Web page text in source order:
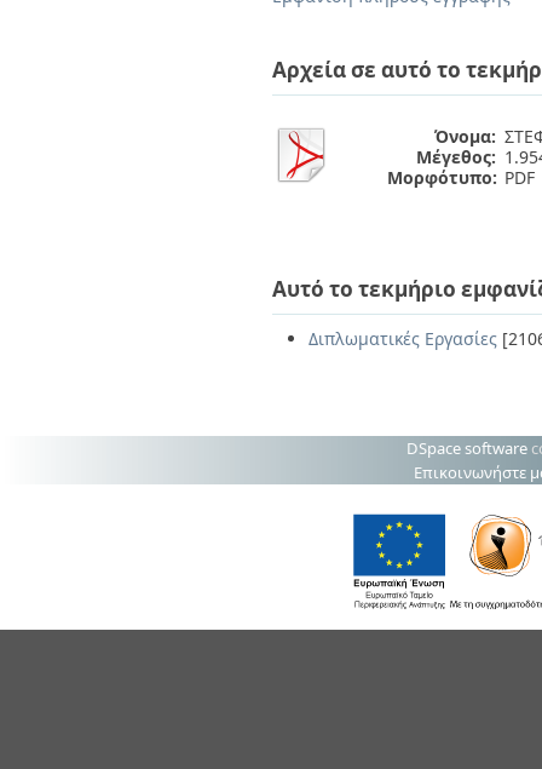
Αρχεία σε αυτό το
Όνομα:
Μέγεθος:
Μορφότυπο: PDF
Αυτό το τεκμήριο
Διπλωματικές Εργασίες
DSpace software
Επικοινωνήστε